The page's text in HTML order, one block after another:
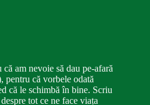
am nevoie să dau pe-afară
pentru că vorbele odată
că le schimbă în bine. Scriu
tot ce ne face viața